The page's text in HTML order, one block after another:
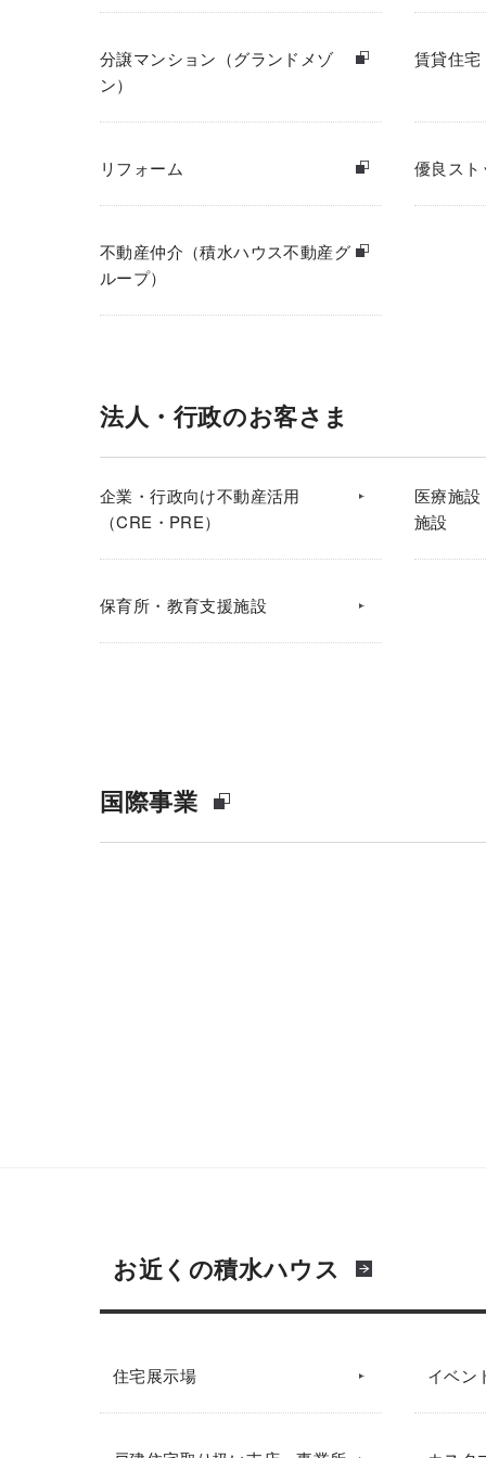
分譲マンション（グランドメゾ
ン）
賃貸住
リフォーム 優良ス
不動産仲介（積水ハウス不動産グ
ループ）
法人・行政のお客さま
企業・行政向け不動産活用
（CRE・PRE）
医療施
施設
保育所・教育支援施設
国際事業
お近くの積水ハウス
住宅展示場 イベン